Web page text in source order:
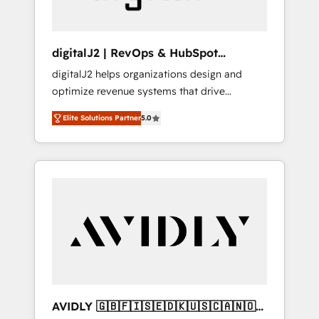
digitalJ2 | RevOps & HubSpot
Implementations
digitalJ2 helps organizations design and
optimize revenue systems that drive
scalable, predictable growth. As a triple-
accredited HubSpot Solutions Partner, we
specialize in both strategic RevOps planning
and hands-on technical execution - building
Services - Managed IT (MSP) - Franchises -
Professional Services - And more! How we
Custom integrations and workflow
Elite Solutions Partner5.0
AVIDLY 🇬🇧🇫🇮🇸🇪🇩🇰🇺🇸🇨🇦🇳🇴